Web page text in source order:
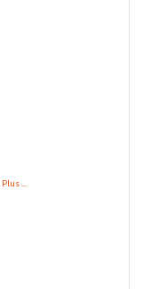
Plus ...